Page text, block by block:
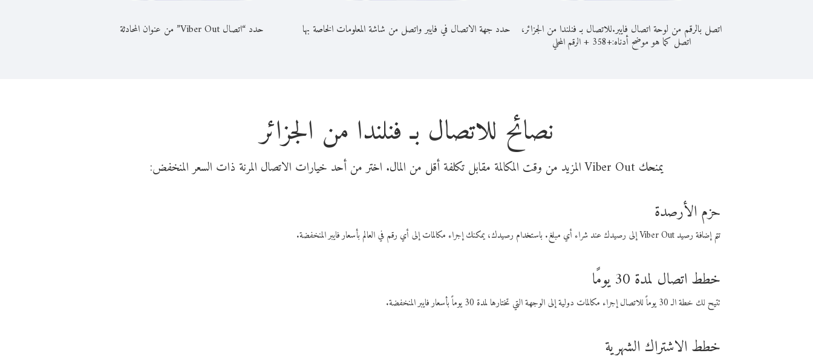
اتصل بالرقم من لوحة اتصال فايبر.للاتصال بـ فنلندا من الجزائر،
اتصل كما هو موضح أدناه:+
358
+الرقم المحلي
حدد جهة الاتصال في فايبر واتصل من شاشة المعلومات الخاصة بها حدد “اتصال Viber Out” من عنوان المحادثة
نصائح للاتصال بـ فنلندا من الجزائر
يمنحك Viber Out المزيد من وقت المكالمة مقابل تكلفة أقل من المال. اختر من أحد خيارات الاتصال المرنة ذات السعر المنخفض:
حزم الأرصدة
تتم إضافة رصيد Viber Out إلى رصيدك عند شراء أي مبلغ. باستخدام رصيدك، يمكنك إجراء مكالمات إلى أي رقم في العالم بأسعار فايبر المنخفضة.
خطط اتصال لمدة 30 يومًا
تتيح لك خطة الـ 30 يوماً للاتصال إجراء مكالمات دولية إلى الوجهة التي تختارها لمدة 30 يوماً بأسعار فايبر المنخفضة.
خطط الاشتراك الشهرية